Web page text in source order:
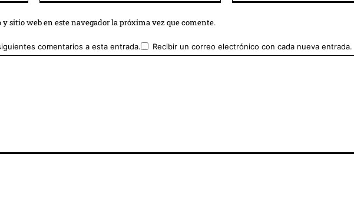
sitio web en este navegador la próxima vez que comente.
comentarios a esta entrada. Recibir un correo electrónico con cada nueva entrada.